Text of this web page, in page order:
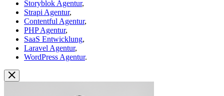
Storyblok Agentur,
Strapi Agentur,
Contentful Agentur,
PHP Agentur,
SaaS Entwicklung,
Laravel Agentur,
WordPress Agentur.